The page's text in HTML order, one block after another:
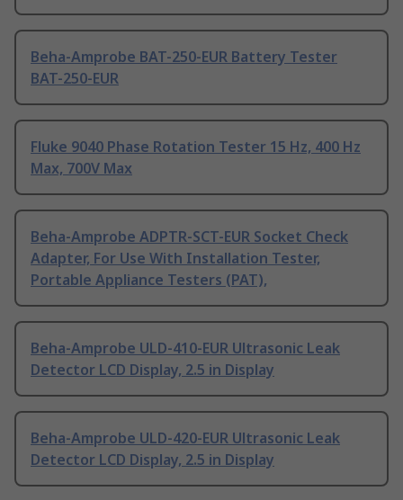
Beha-Amprobe BAT-250-EUR Battery Tester
BAT-250-EUR
Fluke 9040 Phase Rotation Tester 15 Hz, 400 Hz
Max, 700V Max
Beha-Amprobe ADPTR-SCT-EUR Socket Check
Adapter, For Use With Installation Tester,
Portable Appliance Testers (PAT),
Beha-Amprobe ULD-410-EUR Ultrasonic Leak
Detector LCD Display, 2.5 in Display
Beha-Amprobe ULD-420-EUR Ultrasonic Leak
Detector LCD Display, 2.5 in Display